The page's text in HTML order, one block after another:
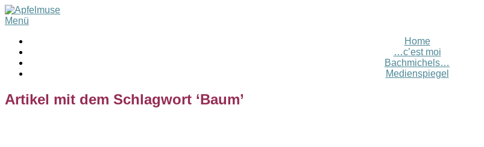
Menü
Home
…c’est moi
Bachmichels…
Medienspiegel
Artikel mit dem Schlagwort ‘Baum’